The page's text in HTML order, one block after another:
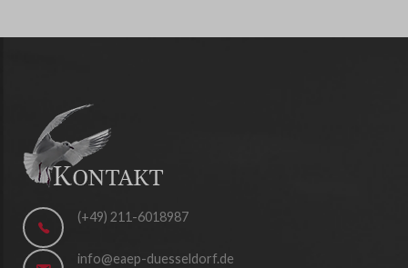
(+49) 211-6018987
info@eaep-duesseldorf.de